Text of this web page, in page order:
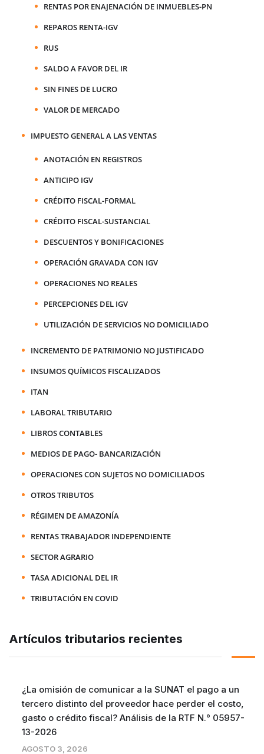
RENTAS POR ENAJENACIÓN DE INMUEBLES-PN
REPAROS RENTA-IGV
RUS
SALDO A FAVOR DEL IR
SIN FINES DE LUCRO
VALOR DE MERCADO
IMPUESTO GENERAL A LAS VENTAS
ANOTACIÓN EN REGISTROS
ANTICIPO IGV
CRÉDITO FISCAL-FORMAL
CRÉDITO FISCAL-SUSTANCIAL
DESCUENTOS Y BONIFICACIONES
OPERACIÓN GRAVADA CON IGV
OPERACIONES NO REALES
PERCEPCIONES DEL IGV
UTILIZACIÓN DE SERVICIOS NO DOMICILIADO
INCREMENTO DE PATRIMONIO NO JUSTIFICADO
INSUMOS QUÍMICOS FISCALIZADOS
ITAN
LABORAL TRIBUTARIO
LIBROS CONTABLES
MEDIOS DE PAGO- BANCARIZACIÓN
OPERACIONES CON SUJETOS NO DOMICILIADOS
OTROS TRIBUTOS
RÉGIMEN DE AMAZONÍA
RENTAS TRABAJADOR INDEPENDIENTE
SECTOR AGRARIO
TASA ADICIONAL DEL IR
TRIBUTACIÓN EN COVID
Artículos tributarios recientes
¿La omisión de comunicar a la SUNAT el pago a un
tercero distinto del proveedor hace perder el costo,
gasto o crédito fiscal? Análisis de la RTF N.° 05957-
13-2026
AGOSTO 3, 2026